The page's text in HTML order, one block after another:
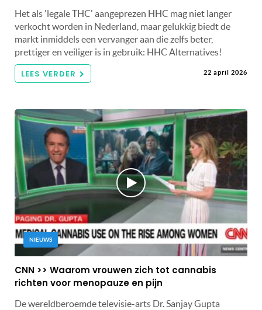
Het als 'legale THC' aangeprezen HHC mag niet langer
verkocht worden in Nederland, maar gelukkig biedt de
markt inmiddels een vervanger aan die zelfs beter,
prettiger en veiliger is in gebruik: HHC Alternatives!
LEES VERDER 22 april 2026
NIEUWS
CNN >> Waarom vrouwen zich tot cannabis
richten voor menopauze en pijn
De wereldberoemde televisie-arts Dr. Sanjay Gupta